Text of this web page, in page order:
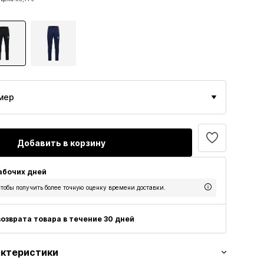
Добавить в корзину
дней
получить более точную оценку времени доставки.
товара в течение 30 дней